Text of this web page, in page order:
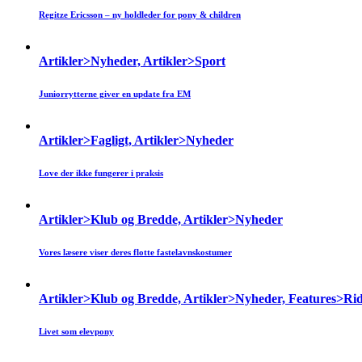
Regitze Ericsson – ny holdleder for pony & children
Artikler>Nyheder, Artikler>Sport
Juniorrytterne giver en update fra EM
Artikler>Fagligt, Artikler>Nyheder
Love der ikke fungerer i praksis
Artikler>Klub og Bredde, Artikler>Nyheder
Vores læsere viser deres flotte fastelavnskostumer
Artikler>Klub og Bredde, Artikler>Nyheder,
Livet som elevpony